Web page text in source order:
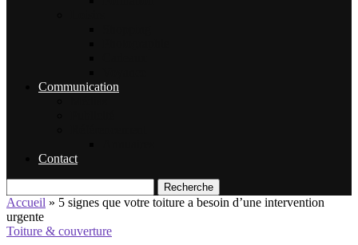
Communication
Contact
Recherche
Accueil » 5 signes que votre toiture a besoin d’une intervention
urgente
Toiture & couverture